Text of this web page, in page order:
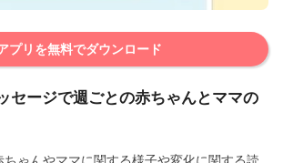
プリを無料でダウンロード
セージで週ごとの赤ちゃんとママの
ちゃんやママに関する様子や変化に関する読